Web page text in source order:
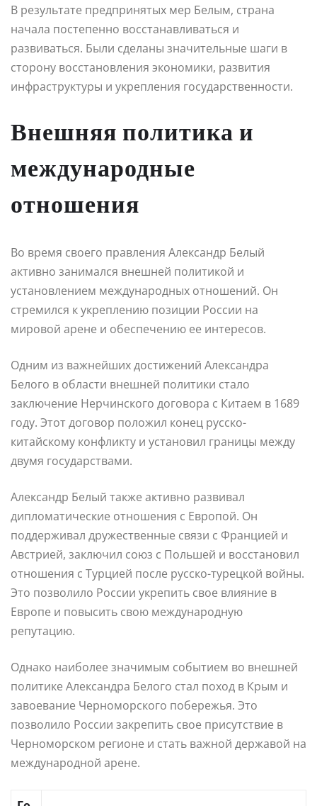
В результате предпринятых мер Белым, страна
начала постепенно восстанавливаться и
развиваться. Были сделаны значительные шаги в
сторону восстановления экономики, развития
инфраструктуры и укрепления государственности.
Внешняя политика и
международные
отношения
Во время своего правления Александр Белый
активно занимался внешней политикой и
установлением международных отношений. Он
стремился к укреплению позиции России на
мировой арене и обеспечению ее интересов.
Одним из важнейших достижений Александра
Белого в области внешней политики стало
заключение Нерчинского договора с Китаем в 1689
году. Этот договор положил конец русско-
китайскому конфликту и установил границы между
двумя государствами.
Александр Белый также активно развивал
дипломатические отношения с Европой. Он
поддерживал дружественные связи с Францией и
Австрией, заключил союз с Польшей и восстановил
отношения с Турцией после русско-турецкой войны.
Это позволило России укрепить свое влияние в
Европе и повысить свою международную
репутацию.
Однако наиболее значимым событием во внешней
политике Александра Белого стал поход в Крым и
завоевание Черноморского побережья. Это
позволило России закрепить свое присутствие в
Черноморском регионе и стать важной державой на
международной арене.